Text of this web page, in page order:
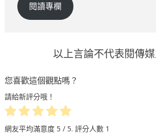
閱讀專欄
以上言論不代表閱傳
您喜歡這個觀點嗎？
請給新評分哦！
網友平均滿意度 5 / 5. 評分人數 1